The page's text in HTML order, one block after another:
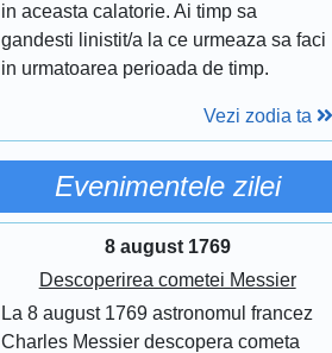
in aceasta calatorie. Ai timp sa
gandesti linistit/a la ce urmeaza sa faci
in urmatoarea perioada de timp.
Vezi zodia ta
Evenimentele zilei
8 august 1769
Descoperirea cometei Messier
La 8 august 1769 astronomul francez
Charles Messier descopera cometa